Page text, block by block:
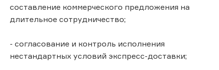
составление коммерческого предложения на
длительное сотрудничество;
- согласование и контроль исполнения
нестандартных условий экспресс-доставки;